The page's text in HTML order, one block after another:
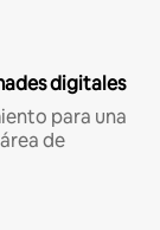
digitales
para una
de